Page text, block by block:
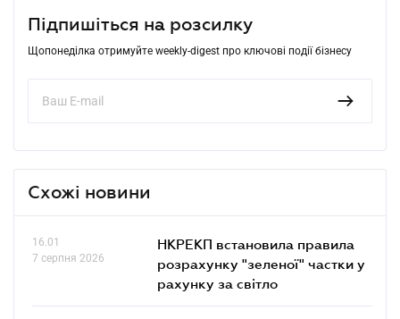
Підпишіться на розсилку
Щопонеділка отримуйте weekly-digest про ключові події бізнесу
Схожі новини
16.01
7 серпня 2026
НКРЕКП встановила правила
розрахунку "зеленої" частки у
рахунку за світло